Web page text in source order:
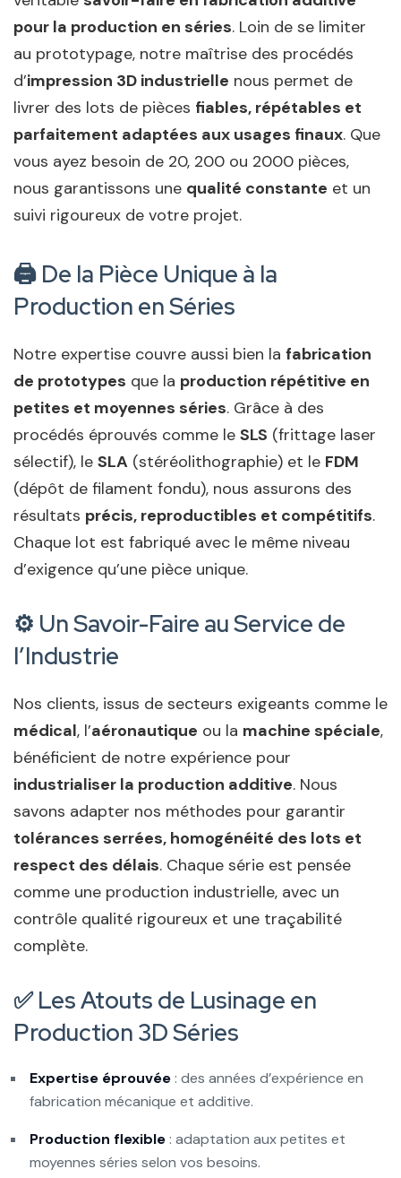
pour la production en séries. Loin de se limiter
au prototypage, notre maîtrise des procédés
d’impression 3D industrielle nous permet de
livrer des lots de pièces fiables, répétables et
parfaitement adaptées aux usages finaux. Que
vous ayez besoin de 20, 200 ou 2000 pièces,
nous garantissons une qualité constante et un
suivi rigoureux de votre projet.
🖨️ De la Pièce Unique à la
Production en Séries
Notre expertise couvre aussi bien la fabrication
de prototypes que la production répétitive en
petites et moyennes séries. Grâce à des
procédés éprouvés comme le SLS (frittage laser
sélectif), le SLA (stéréolithographie) et le FDM
(dépôt de filament fondu), nous assurons des
résultats précis, reproductibles et compétitifs.
Chaque lot est fabriqué avec le même niveau
d’exigence qu’une pièce unique.
⚙️ Un Savoir-Faire au Service de
l’Industrie
Nos clients, issus de secteurs exigeants comme le
médical, l’aéronautique ou la machine spéciale,
bénéficient de notre expérience pour
industrialiser la production additive. Nous
savons adapter nos méthodes pour garantir
tolérances serrées, homogénéité des lots et
respect des délais. Chaque série est pensée
comme une production industrielle, avec un
contrôle qualité rigoureux et une traçabilité
complète.
✅ Les Atouts de Lusinage en
Production 3D Séries
Expertise éprouvée: des années d’expérience en
fabrication mécanique et additive.
Production flexible: adaptation aux petites et
moyennes séries selon vos besoins.